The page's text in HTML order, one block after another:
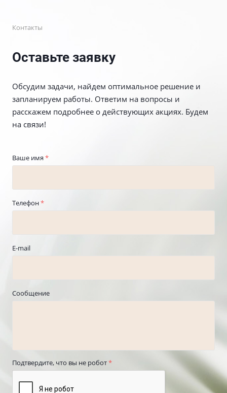
Контакты
Оставьте заявку
Обсудим задачи, найдем оптимальное решение и
запланируем работы. Ответим на вопросы и
расскажем подробнее о действующих акциях. Будем
на связи!
Ваше имя *
Телефон*
E-mail
Сообщение
Подтвердите, что вы не робот*